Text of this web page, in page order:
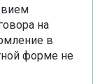
на
в
форме не